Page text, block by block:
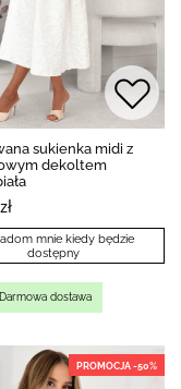
sukienka midi z
dekoltem
mnie kiedy będzie
dostępny
Darmowa dostawa
PROMOCJA -50%